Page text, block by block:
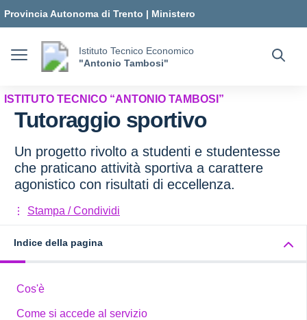
Provincia Autonoma di Trento | Ministero
dell'Istruzione e del Merito
Istituto Tecnico Economico
"Antonio Tambosi"
ISTITUTO TECNICO “ANTONIO TAMBOSI”
Tutoraggio sportivo
Un progetto rivolto a studenti e studentesse
che praticano attività sportiva a carattere
agonistico con risultati di eccellenza.
Stampa / Condividi
Indice della pagina
Cos'è
Come si accede al servizio